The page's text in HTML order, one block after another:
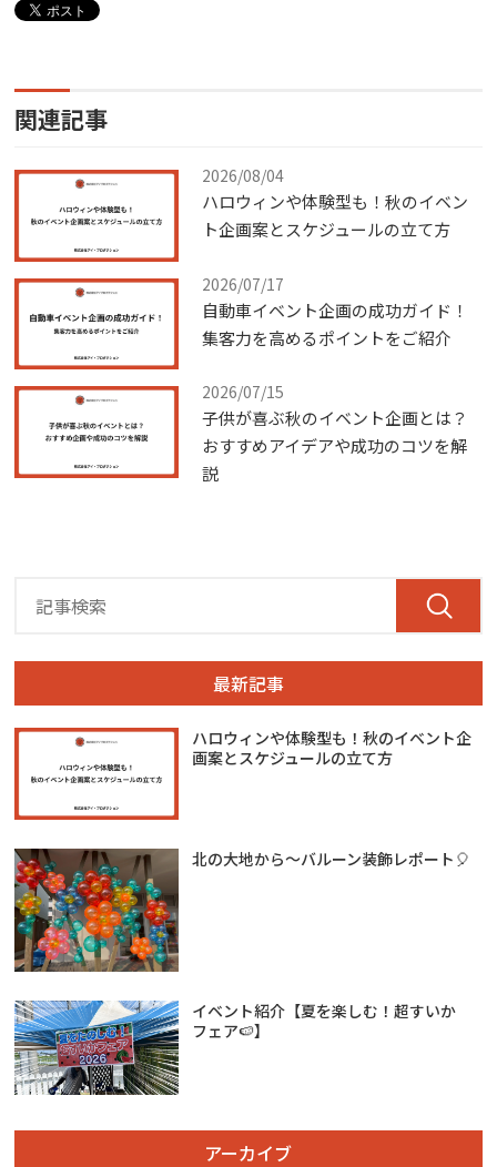
関連記事
2026/08/04
ハロウィンや体験型も！秋のイベン
ト企画案とスケジュールの立て方
2026/07/17
自動車イベント企画の成功ガイド！
集客力を高めるポイントをご紹介
2026/07/15
子供が喜ぶ秋のイベント企画とは？
おすすめアイデアや成功のコツを解
説
最新記事
ハロウィンや体験型も！秋のイベント企
画案とスケジュールの立て方
北の大地から～バルーン装飾レポート🎈
イベント紹介【夏を楽しむ！超すいか
フェア🍉】
アーカイブ